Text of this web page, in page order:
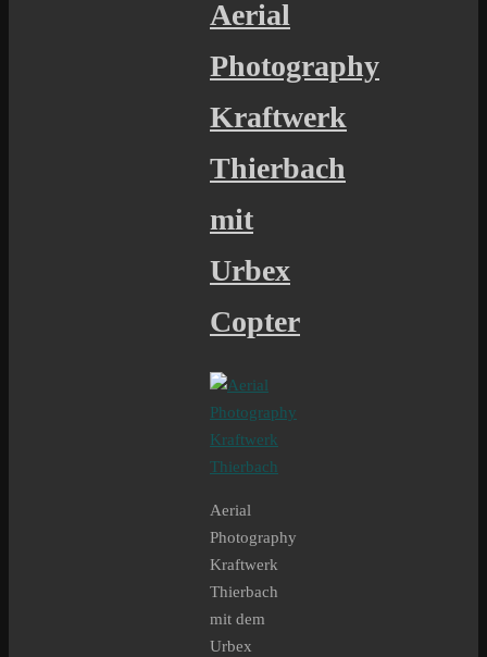
Aerial
Photography
Kraftwerk
Thierbach
mit
Urbex
Copter
Aerial
Photography
Kraftwerk
Thierbach
mit dem
Urbex